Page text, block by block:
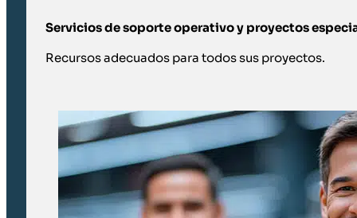
Servicios de soporte operativo y proyectos
Recursos adecuados para todos sus proyectos.